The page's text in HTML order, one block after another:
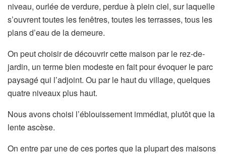
niveau, ourlée de verdure, perdue à plein ciel, sur laquelle
s’ouvrent toutes les fenêtres, toutes les terrasses, tous les
plans d’eau de la demeure.
On peut choisir de découvrir cette maison par le rez-de-
jardin, un terme bien modeste en fait pour évoquer le parc
paysagé qui l’adjoint. Ou par le haut du village, quelques
quatre niveaux plus haut.
Nous avons choisi l’éblouissement immédiat, plutôt que la
lente ascèse.
On entre par une de ces portes que la plupart des maisons